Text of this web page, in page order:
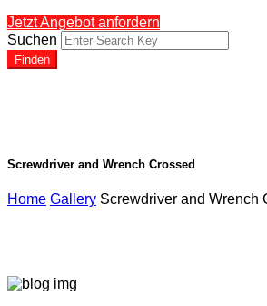
Jetzt Angebot anfordern
Suchen
Finden
Screwdriver and Wrench Crossed
Home Gallery Screwdriver and Wrench